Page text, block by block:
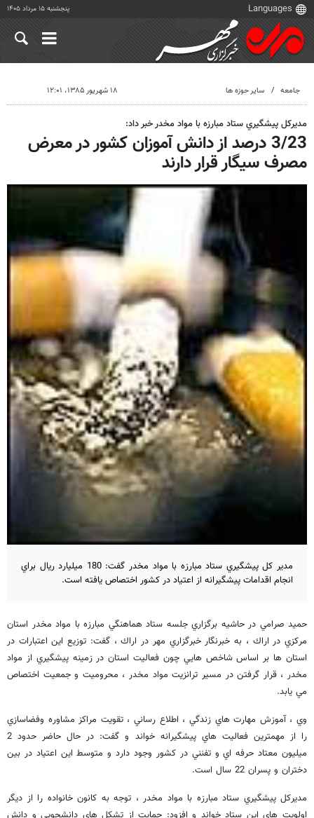
پنجشنبه ۱۵ مرداد ۱۴۰۵
جامعه سایر حوزه ها ۱۸ شهریور ۱۳۸۵، ۱۲:۰۱
مديركل پيشگيري ستاد مبارزه با مواد مخدر خبر داد:
3/23 درصد از دانش آموزان كشور در معرض
مصرف سيگار قرار دارند
مدير كل پيشگيري ستاد مبارزه با مواد مخدر گفت: 180 ميليارد ريال براي
انجام اقدامات پيشگيرانه از اعتياد در كشور اختصاص يافته است.
حميد صرامي در حاشيه برگزاري جلسه ستاد هماهنگي مبارزه با مواد مخدر استان
مركزي در اراك ، به خبرنگار خبرگزاري مهر در اراك ، گفت: توزيع اين اعتبارات در
استان ها بر اساس شاخص هايي چون فعاليت استان در زمينه پيشگيري از مواد
مخدر ، قرار گرفتن در مسير ترانزيت مواد مخدر ، محروميت و جمعيت اختصاص
مي يابد.
وي ، آموزش مهارت هاي زندگي ، اطلاع رساني ، تقويت مراكز مشاوره وفضاسازي
را از مهمترين فعاليت هاي پيشگيرانه خواند و گفت: در حال حاضر حدود 2
ميليون معتاد حرفه اي و تفنني در كشور وجود دارد و متوسط اين اعتياد در بين
دختران و پسران 22 سال است.
مديركل پيشگيري ستاد مبارزه با مواد مخدر ، توجه به كانون خانواده را از ديگر